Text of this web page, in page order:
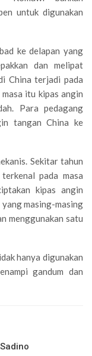
untuk digunakan
ke delapan yang
dan melipat
China terjadi pada
itu kipas angin
Para pedagang
tangan China ke
Sekitar tahun
pada masa
kipas angin
masing-masing
menggunakan satu
hanya digunakan
gandum dan